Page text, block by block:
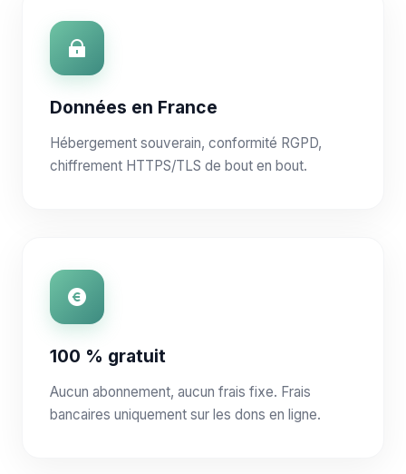
Données en France
Hébergement souverain, conformité RGPD,
chiffrement HTTPS/TLS de bout en bout.
100 % gratuit
Aucun abonnement, aucun frais fixe. Frais
bancaires uniquement sur les dons en ligne.